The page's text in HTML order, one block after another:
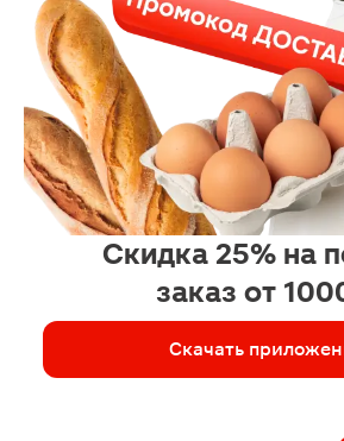
Скидка 25% на
заказ от
Скачать